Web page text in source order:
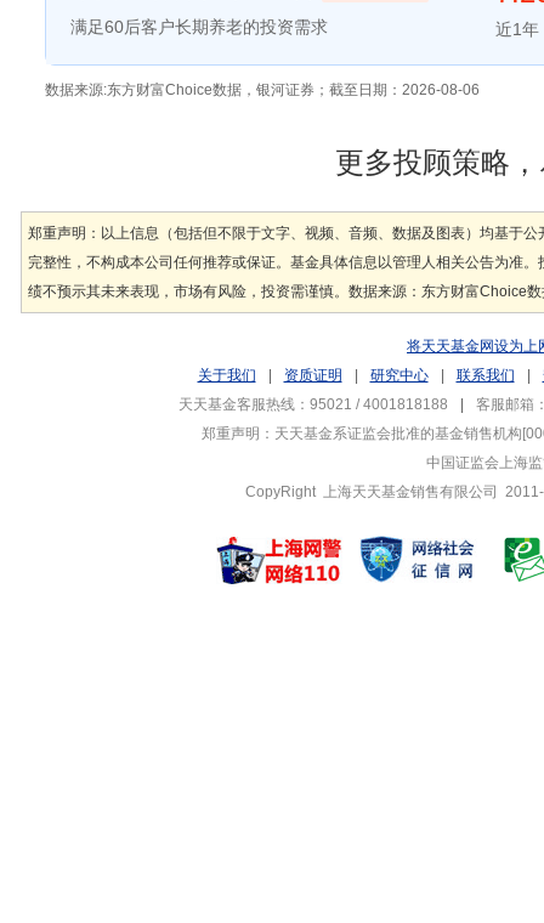
满足60后客户长期养老的投资需求 近1年
数据来源:东方财富Choice数据，银河证券；截至日期：2026-08-06
更多投顾策略
郑重声明：以上信息（包括但不限于文字、视频、音频、数据及图表）均基于
完整性，不构成本公司任何推荐或保证。基金具体信息以管理人相关公告为准
绩不预示其未来表现，市场有风险，投资需谨慎。数据来源：东方财富Choice
将天天基金网设为上
关于我们
资质证明 研究中心 联系我们
天天基金客服热线：95021 / 4001818188
客服邮箱
郑重声明： 天天基金系证监会批准的基金销售机构
中国证监会上海
CopyRight 上海天天基金销售有限公司